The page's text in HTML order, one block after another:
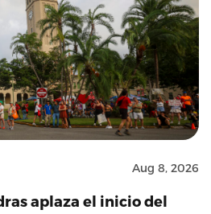
Aug 8, 2026
aplaza el inicio del